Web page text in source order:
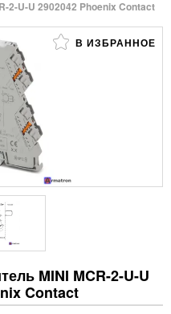
2-U-U 2902042 Phoenix Contact
В ИЗБРАННОЕ
MINI MCR-2-U-U
Contact